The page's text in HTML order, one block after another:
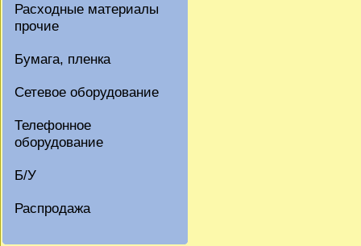
Расходные материалы
прочие
Бумага, пленка
Сетевое оборудование
Телефонное
оборудование
Б/У
Распродажа